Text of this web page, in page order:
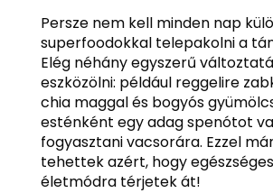
Persze nem kell minden nap
superfoodokkal telepakolni a
Elég néhány egyszerű
eszközölni: például reggelire
chia maggal és bogyós
esténként egy adag spenótot
fogyasztani vacsorára. Ezzel
tehettek azért, hogy
életmódra térjetek át!